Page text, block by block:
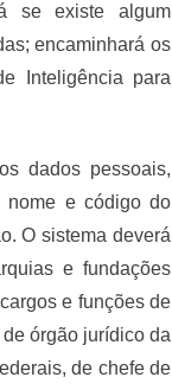
se existe algum
encaminhará os
Inteligência para
dados pessoais,
nome e código do
O sistema deverá
e fundações
e funções de
órgão jurídico da
de chefe de